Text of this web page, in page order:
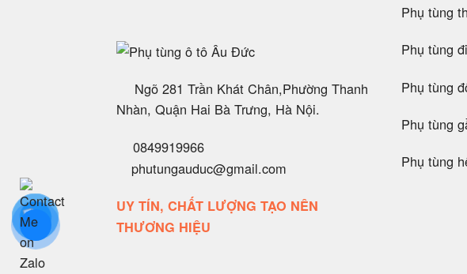
Ngõ 281 Trần Khát Chân,Phường Thanh
Nhàn, Quận Hai Bà Trưng, Hà Nội.
0849919966
phutungauduc@gmail.com
UY TÍN, CHẤT LƯỢNG TẠO NÊN
THƯƠNG HIỆU
Phụ tùng
Phụ tùng
Phụ tùng
Phụ tùng
Phụ tùng